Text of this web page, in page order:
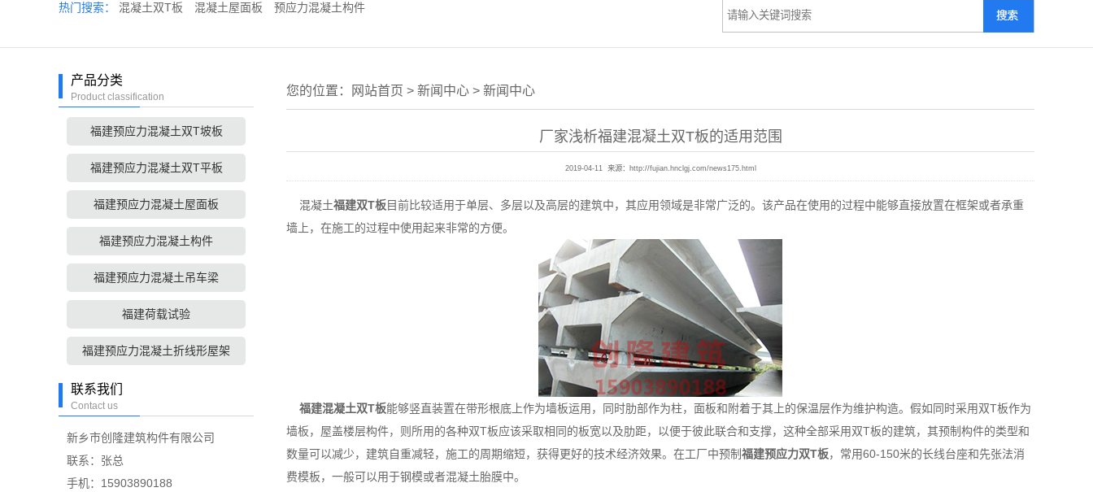
热门搜索： 混凝土双T板 混凝土屋面板 预应力混凝土构件
产品分类
Product classification
福建预应力混凝土双T坡板
福建预应力混凝土双T平板
福建预应力混凝土屋面板
福建预应力混凝土构件
福建预应力混凝土吊车梁
福建荷载试验
福建预应力混凝土折线形屋架
联系我们
Contact us
新乡市创隆建筑构件有限公司
联系：张总
手机：15903890188
您的位置： 网站首页 > 新闻中心 > 新闻中心
厂家浅析福建混凝土双T板的适用范围
2019-04-11 来源： http://fujian.hnclgj.com/news175.html
混凝土福建双T板目前比较适用于单层、多层以及高层的建筑中，其应用领域是非常广泛的。该产品在使用的过程中能够直接放置在框架或者承重
墙上，在施工的过程中使用起来非常的方便。
福建混凝土双T板能够竖直装置在带形根底上作为墙板运用，同时肋部作为柱，面板和附着于其上的保温层作为维护构造。假如同时采用双T板作为
墙板，屋盖楼层构件，则所用的各种双T板应该采取相同的板宽以及肋距，以便于彼此联合和支撑，这种全部采用双T板的建筑，其预制构件的类型和
数量可以减少，建筑自重减轻，施工的周期缩短，获得更好的技术经济效果。在工厂中预制福建预应力双T板，常用60-150米的长线台座和先张法消
费模板，一般可以用于钢模或者混凝土胎膜中。